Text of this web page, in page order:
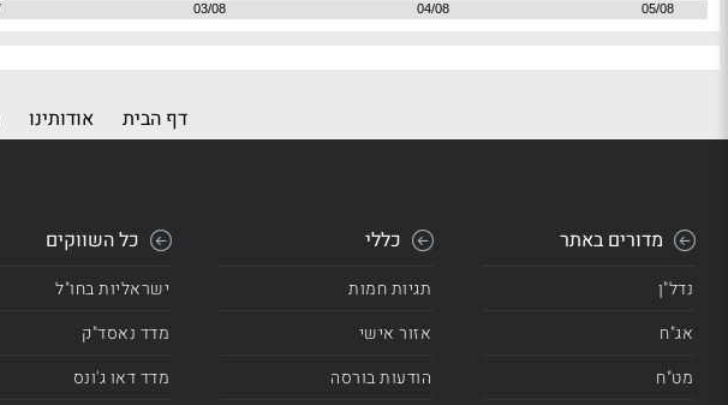
דף הבית אודותינו
מדורים באתר
נדל"ן
אג"ח
מט"ח
כללי
תגיות חמות
אזור אישי
הודעות בורסה
כל השווקים
ישראליות בחו"ל
מדד נאסד"ק
מדד דאו ג'ונס